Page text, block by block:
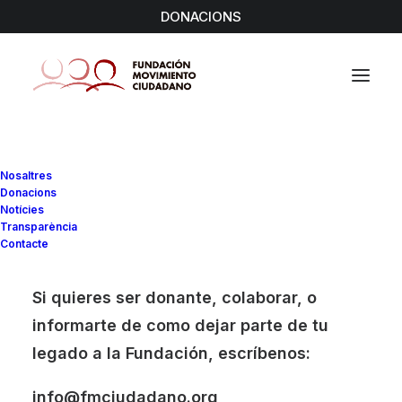
DONACIONS
Nosaltres
Donacions
Notícies
Transparència
Contacte
Si quieres ser donante, colaborar, o
informarte de como dejar parte de tu
legado a la Fundación, escríbenos:
info@fmciudadano.org